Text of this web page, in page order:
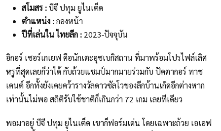
สโมสร :บีจี ปทุม ยูไนเต็ด
ตำแหน่ง :กองหน้า
ปีที่เล่นใน ไทยลีก :2023-ปัจจุบัน
อิกอร์ เซอร์เกเยฟ คือนักเตะอุซเบกิสถาน ที่มาพร้อมโปรไฟล์เลิศ
หรูที่สุดเลยก็ว่าได้ กับถ้วยแชมป์มากมายร่วมกับ ปัคตากอร์ ทาช
เคนต์ อีกทั้งยังเคยคว้ารางวัลดาวซัลโวของลีกบ้านเกิดอีกต่างหาก
เท่านั้นไม่พอ สถิติรับใช้ชาติก็เกินกว่า 72 เกม เลยทีเดียว
พอมาอยู่ บีจี ปทุม ยูไนเต็ด เขาก็ฟอร์มเด่น โดยเฉพาะถ้วย เอเอฟ